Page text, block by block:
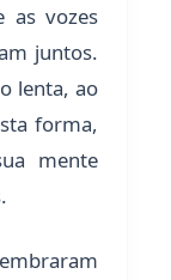
as vozes
juntos.
lenta, ao
forma,
mente